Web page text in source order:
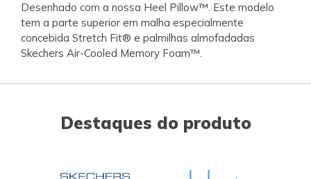
Desenhado com a nossa Heel Pillow™. Este modelo
tem a parte superior em malha especialmente
concebida Stretch Fit® e palmilhas almofadadas
Skechers Air-Cooled Memory Foam™.
Destaques do produto